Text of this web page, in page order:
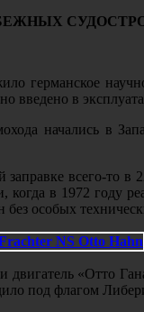
германское
введено в
начались в
заправке всего-то
когда в 1972 году
без особых
двигатель «Отто
под флагом